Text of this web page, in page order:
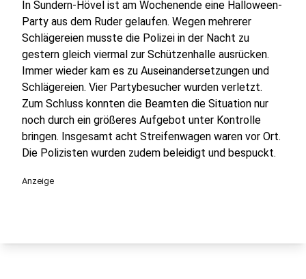
In Sundern-Hövel ist am Wochenende eine Halloween-
Party aus dem Ruder gelaufen. Wegen mehrerer
Schlägereien musste die Polizei in der Nacht zu
gestern gleich viermal zur Schützenhalle ausrücken.
Immer wieder kam es zu Auseinandersetzungen und
Schlägereien. Vier Partybesucher wurden verletzt.
Zum Schluss konnten die Beamten die Situation nur
noch durch ein größeres Aufgebot unter Kontrolle
bringen. Insgesamt acht Streifenwagen waren vor Ort.
Die Polizisten wurden zudem beleidigt und bespuckt.
Anzeige